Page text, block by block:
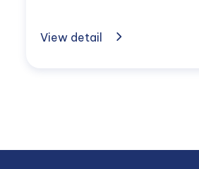
View detail